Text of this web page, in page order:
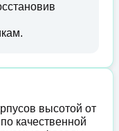
высотой от
качественной